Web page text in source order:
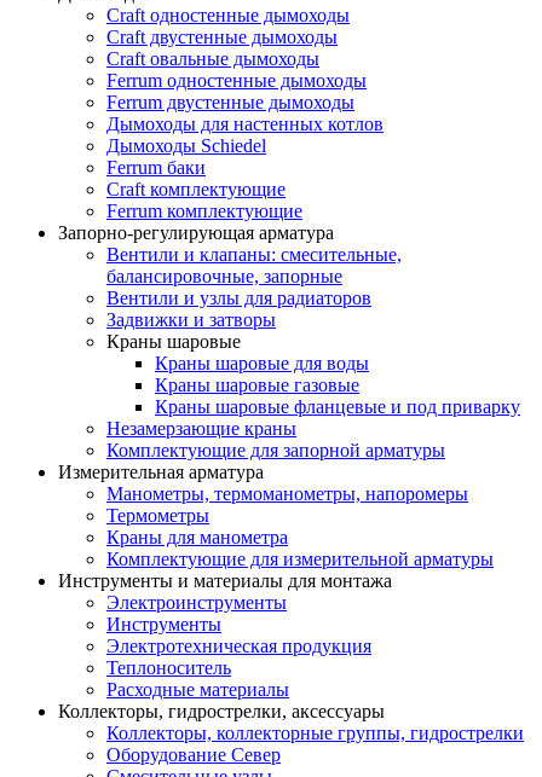
Craft одностенные дымоходы
Craft двустенные дымоходы
Craft овальные дымоходы
Ferrum одностенные дымоходы
Ferrum двустенные дымоходы
Дымоходы для настенных котлов
Дымоходы Schiedel
Ferrum баки
Craft комплектующие
Ferrum комплектующие
Запорно-регулирующая арматура
Вентили и клапаны: смесительные,
балансировочные, запорные
Вентили и узлы для радиаторов
Задвижки и затворы
Краны шаровые
Краны шаровые для воды
Краны шаровые газовые
Краны шаровые фланцевые и под приварку
Незамерзающие краны
Комплектующие для запорной арматуры
Измерительная арматура
Манометры, термоманометры, напоромеры
Термометры
Краны для манометра
Комплектующие для измерительной арматуры
Инструменты и материалы для монтажа
Электроинструменты
Инструменты
Электротехническая продукция
Теплоноситель
Расходные материалы
Коллекторы, гидрострелки, аксессуары
Коллекторы, коллекторные группы, гидрострелки
Оборудование Север